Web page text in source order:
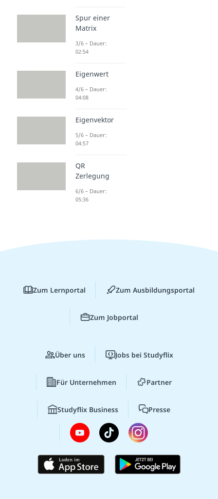
Spur einer
Matrix
3/6 – Dauer:
02:54
Eigenwert
4/6 – Dauer:
04:08
Eigenvektor
5/6 – Dauer:
04:57
QR
Zerlegung
6/6 – Dauer:
05:36
Zum Lernportal Zum Ausbildungsportal
Zum Jobportal
Über uns Jobs bei Studyflix
Für Unternehmen Partner
Studyflix Business Presse